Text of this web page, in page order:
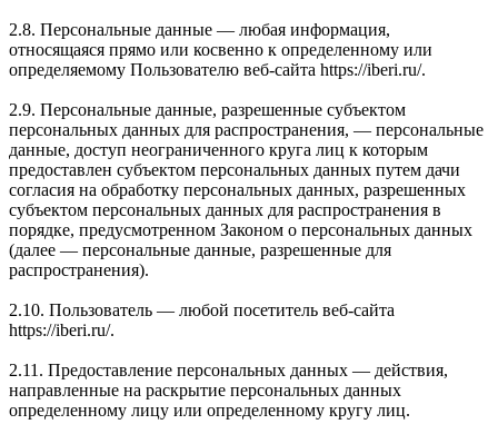
2.8. Персональные данные — любая информация,
относящаяся прямо или косвенно к определенному или
определяемому Пользователю веб-сайта https://iberi.ru/.
2.9. Персональные данные, разрешенные субъектом
персональных данных для распространения, — персональные
данные, доступ неограниченного круга лиц к которым
предоставлен субъектом персональных данных путем дачи
согласия на обработку персональных данных, разрешенных
субъектом персональных данных для распространения в
порядке, предусмотренном Законом о персональных данных
(далее — персональные данные, разрешенные для
распространения).
2.10. Пользователь — любой посетитель веб-сайта
https://iberi.ru/.
2.11. Предоставление персональных данных — действия,
направленные на раскрытие персональных данных
определенному лицу или определенному кругу лиц.